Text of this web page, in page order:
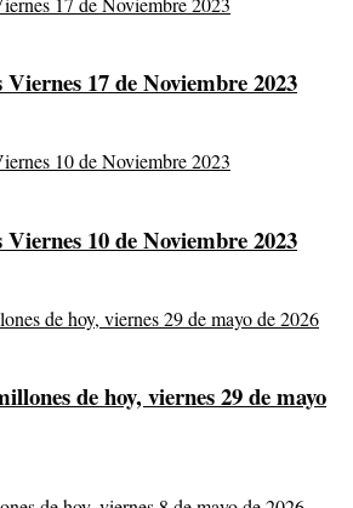
17 de Noviembre 2023
10 de Noviembre 2023
de hoy, viernes 29 de mayo